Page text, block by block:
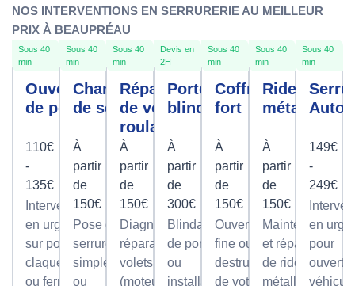
NOS INTERVENTIONS EN SERRURERIE AU MEILLEUR
PRIX À BEAUPRÉAU
Sous 40
min
Ouverture
de porte
110€
-
135€
Intervention
en urgence
sur portes
claquées
ou fermées
Sous 40
min
Changement
de serrure
À
partir
de
150€
Pose de
serrures,
simples
ou
Sous 40
min
Réparation
de volet
roulant
À
partir
de
150€
Diagnostic et
réparation de
volets roulants
(moteur ou
Devis en
2H
Porte
blindée
À
partir
de
300€
Blindage
de porte
ou
installation
Sous 40
min
Coffre
fort
À
partir
de
150€
Ouverture
fine ou par
destruction
de votre
Sous 40
min
Rideau
métallique
À
partir
de
150€
Maintenance
et réparation
de rideaux
métalliques
Sous 40
min
149€
-
249€
en
pour